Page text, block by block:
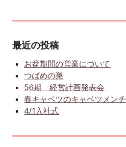
最近の投稿
お盆期間の営業について
つばめの巣
56期 経営計画発表会
春キャベツのキャベツメンチ
4/1入社式